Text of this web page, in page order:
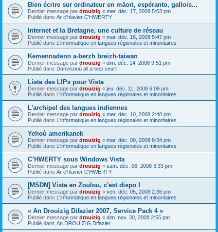
Bien écrire sur ordinateur en māori, espéranto, gallois...
Dernier message par drouizig « mer. déc. 17, 2008 5:03 pm
Publié dans Ar c'hlavier C'HWERTY
Internet et la Bretagne, une culture de réseau
Dernier message par drouizig « mar. déc. 16, 2008 5:47 pm
Publié dans L'informatique en langues régionales et minoritaires
Kemennadenn a-berzh breizh-taiwan
Dernier message par drouizig « dim. déc. 14, 2008 9:51 pm
Publié dans Danvezioù all a-bep seurt
Liste des LIPs pour Vista
Dernier message par drouizig « jeu. déc. 11, 2008 6:09 pm
Publié dans L'informatique en langues régionales et minoritaires
L'archipel des langues indiennes
Dernier message par drouizig « mer. déc. 10, 2008 2:48 pm
Publié dans L'informatique en langues régionales et minoritaires
Yehoù amerikanek
Dernier message par drouizig « mar. déc. 09, 2008 8:34 pm
Publié dans L'informatique en langues régionales et minoritaires
C’HWERTY sous Windows Vista
Dernier message par drouizig « sam. déc. 06, 2008 3:33 pm
Publié dans Ar c'hlavier C'HWERTY
[MSDN] Vista en Zoulou, c'est dispo !
Dernier message par drouizig « ven. déc. 05, 2008 2:36 pm
Publié dans L'informatique en langues régionales et minoritaires
« An Drouizig Difazier 2007, Service Pack 4 »
Dernier message par drouizig « dim. nov. 30, 2008 2:55 pm
Publié dans An DROUIZIG Difazier